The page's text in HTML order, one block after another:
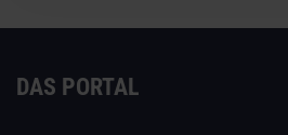
DAS PORTAL